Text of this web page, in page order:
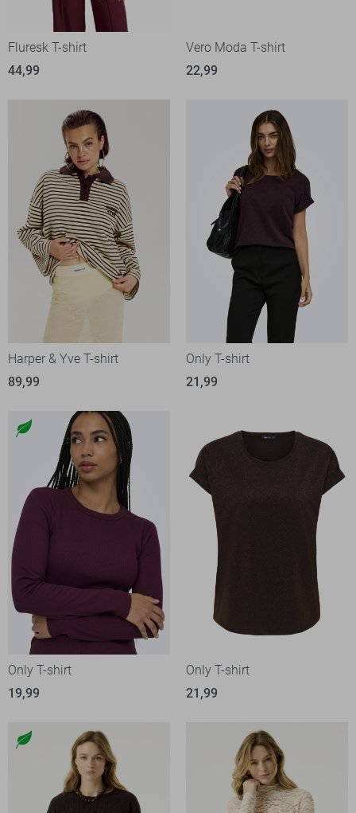
Fluresk T-shirt
44,99
Vero Moda T-shirt
22,99
Harper & Yve T-shirt
89,99
Only T-shirt
21,99
Only T-shirt
19,99
Only T-shirt
21,99